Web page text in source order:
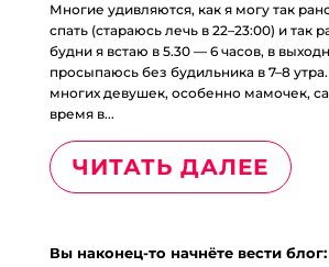
Многие удивляются, как я могу так
спать (стараюсь лечь в 22–23:00) и так
будни я встаю в 5.30 — 6 часов, в
просыпаюсь без будильника в 7–8
многих девушек, особенно мамочек,
время в...
ЧИТАТЬ ДАЛЕЕ
Вы наконец-то начнёте вести блог: